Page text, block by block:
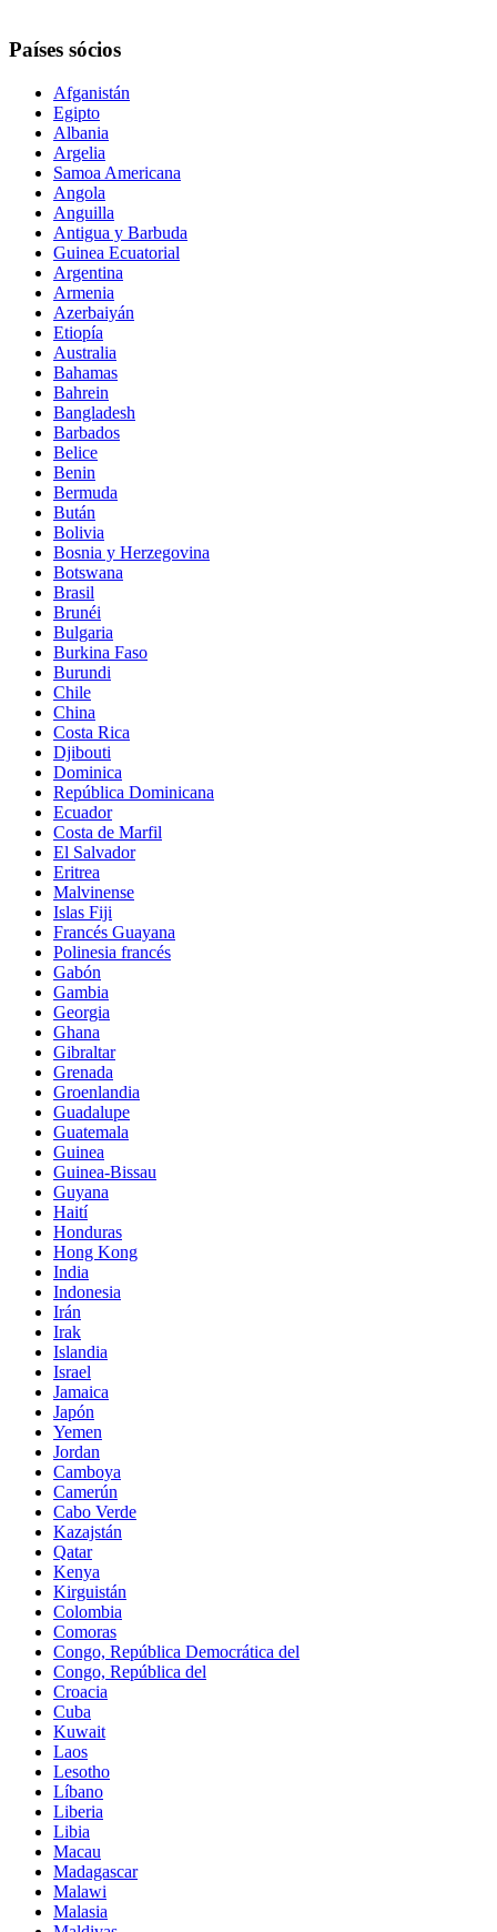
Países sócios
Afganistán
Egipto
Albania
Argelia
Samoa Americana
Angola
Anguilla
Antigua y Barbuda
Guinea Ecuatorial
Argentina
Armenia
Azerbaiyán
Etiopía
Australia
Bahamas
Bahrein
Bangladesh
Barbados
Belice
Benin
Bermuda
Bután
Bolivia
Bosnia y Herzegovina
Botswana
Brasil
Brunéi
Bulgaria
Burkina Faso
Burundi
Chile
China
Costa Rica
Djibouti
Dominica
República Dominicana
Ecuador
Costa de Marfil
El Salvador
Eritrea
Malvinense
Islas Fiji
Francés Guayana
Polinesia francés
Gabón
Gambia
Georgia
Ghana
Gibraltar
Grenada
Groenlandia
Guadalupe
Guatemala
Guinea
Guinea-Bissau
Guyana
Haití
Honduras
Hong Kong
India
Indonesia
Irán
Irak
Islandia
Israel
Jamaica
Japón
Yemen
Jordan
Camboya
Camerún
Cabo Verde
Kazajstán
Qatar
Kenya
Kirguistán
Colombia
Comoras
Congo, República Democrática del
Congo, República del
Croacia
Cuba
Kuwait
Laos
Lesotho
Líbano
Liberia
Libia
Macau
Madagascar
Malawi
Malasia